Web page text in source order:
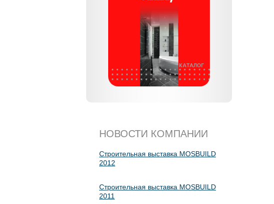
НОВОСТИ КОМПАНИИ
Строительная выставка MOSBUILD
2012
Строительная выставка MOSBUILD
2011